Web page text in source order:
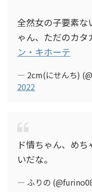
全然女の子要素な
ゃん、ただのカタ
ン・キホーテ
— 2cm(にせんち)
2022
ド情ちゃん、め
いだな。
— ふりの